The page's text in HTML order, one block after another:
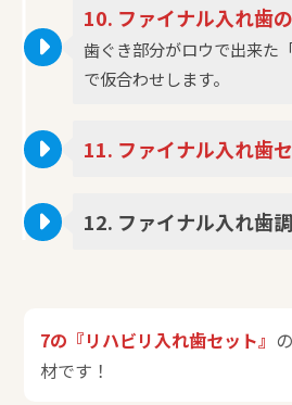
10. ファイナル入れ歯
歯ぐき部分がロウで出来た
で仮合わせします。
11. ファイナル入れ歯
12. ファイナル入れ歯
7の『リハビリ入れ歯セット』
材です！